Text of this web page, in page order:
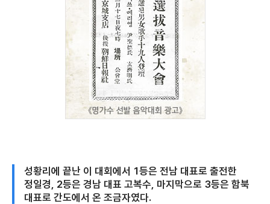
성황리에 끝난 이 대회에서 1등은 전남 대표로 출전한
정일경, 2등은 경남 대표 고복수, 마지막으로 3등은 함북
대표로 간도에서 온 조금자였다.